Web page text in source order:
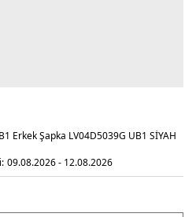
Erkek Şapka LV04D5039G UB1 SİYAH
09.08.2026 - 12.08.2026